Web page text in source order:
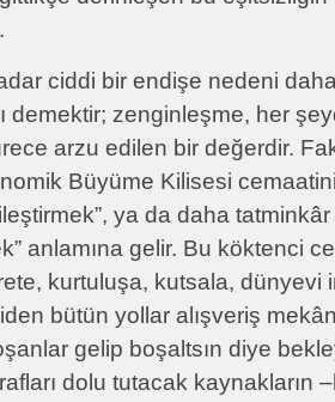
ciddi bir endişe nedeni daha
demektir; zenginleşme, her
arzu edilen bir değerdir.
Büyüme Kilisesi
ya da daha
anlamına gelir. Bu köktenci
kurtuluşa, kutsala, dünyevi
bütün yollar alışveriş
gelip boşaltsın diye
dolu tutacak kaynakların